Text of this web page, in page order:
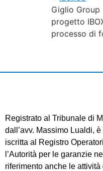
Giglio
progetto
processo di
Registrato al Tribunale di
dall’avv. Massimo Lualdi,
iscritta al Registro
l’Autorità per le garanzie
riferimento anche le